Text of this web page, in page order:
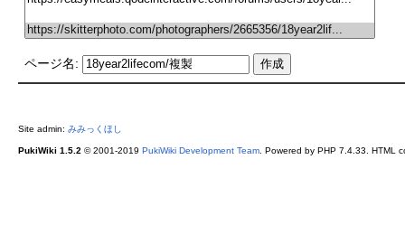
ページ名:
Site admin: みみっくほし
PukiWiki 1.5.2 © 2001-2019 PukiWiki Development Team. Powered by PHP 7.4.33. HTML